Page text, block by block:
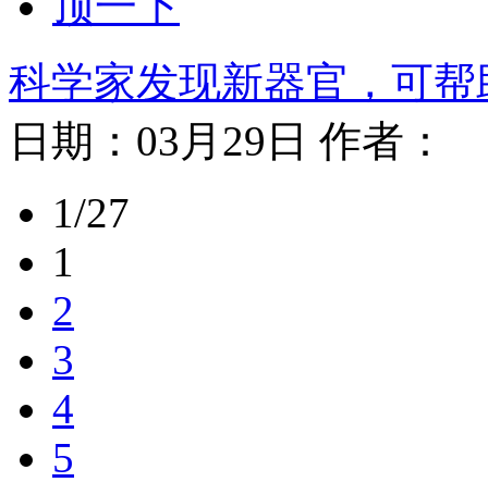
科学家发现新器官，可
日期： 03月29日 作者：
1/27
1
2
3
4
5